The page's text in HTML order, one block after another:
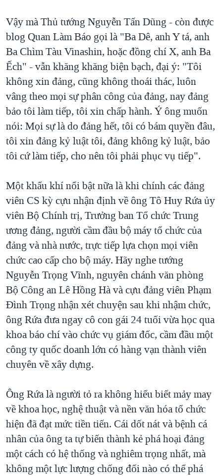
Vậy mà Thủ tướng Nguyễn Tấn Dũng - còn được
blog Quan Làm Báo gọi là "Ba Dê, anh Y tá, anh
Ba Chìm Tàu Vinashin, hoặc đồng chí X, anh Ba
Ếch" - vẫn khăng khăng biện bạch, đại ý: "Tôi
không xin đảng, cũng không thoái thác, luôn
vâng theo mọi sự phân công của đảng, nay đảng
bảo tôi làm tiếp, tôi xin chấp hành. Ý ông muốn
nói: Mọi sự là do đảng hết, tôi có bám quyền đâu,
tôi xin đảng kỷ luật tôi, đảng không kỷ luật, bảo
tôi cứ làm tiếp, cho nên tôi phải phục vụ tiếp".
Một khẩu khí nổi bật nữa là khi chính các đảng
viên CS kỳ cựu nhận định về ông Tô Huy Rứa ủy
viên Bộ Chính trị, Trưởng ban Tổ chức Trung
ương đảng, người cầm đầu bộ máy tổ chức của
đảng và nhà nước, trực tiếp lựa chọn mọi viên
chức cao cấp cho bộ máy. Hãy nghe tướng
Nguyễn Trọng Vĩnh, nguyên chánh văn phòng
Bộ Công an Lê Hồng Hà và cựu đảng viên Phạm
Đình Trọng nhận xét chuyện sau khi nhậm chức,
ông Rứa đưa ngay cô con gái 24 tuối vừa học qua
khoa báo chí vào chức vụ giám đốc, cầm đầu một
công ty quốc doanh lớn có hàng vạn thành viên
chuyên về xây dựng.
Ông Rứa là người tỏ ra không hiểu biết mảy may
về khoa học, nghệ thuật và nền văn hóa tổ chức
hiện đã đạt mức tiền tiến. Cái dốt nát và bệnh cá
nhân của ông ta tự biến thành kẻ phá hoại đảng
một cách có hệ thống và nghiêm trọng nhất, mà
không một lực lượng chống đối nào có thể phá